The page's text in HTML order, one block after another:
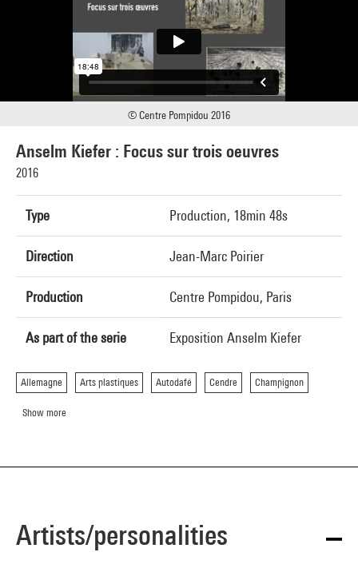
Anselm Kiefer : Focus sur trois oeuvres
2016
Type Production, 18min 48s
Direction Jean-Marc Poirier
Production Centre Pompidou, Paris
As part of the serie Exposition Anselm Kiefer
Allemagne Arts plastiques Autodafé Cendre Champignon
Show more
© Centre Pompidou 2016
Artists/personalities